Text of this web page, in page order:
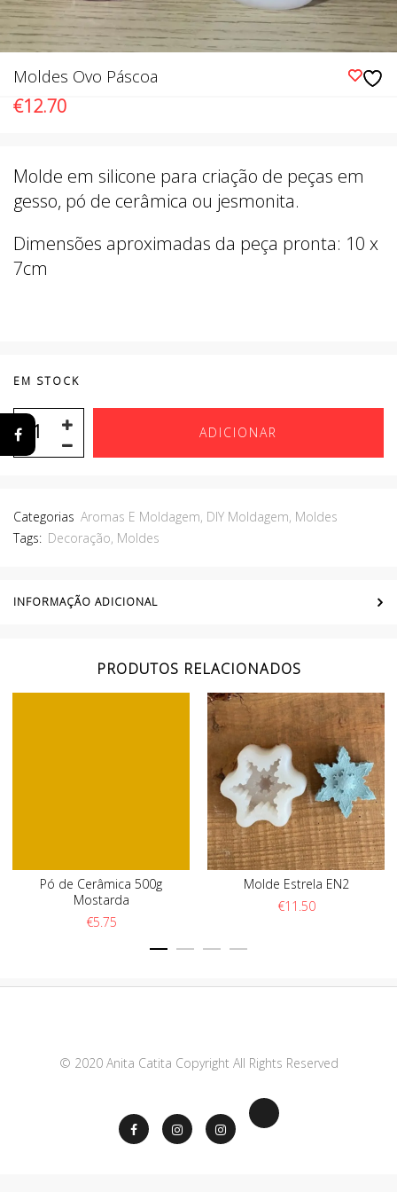
Moldes Ovo Páscoa
€12.70
Molde em silicone para criação de peças em
gesso, pó de cerâmica ou jesmonita.
Dimensões aproximadas da peça pronta: 10 x
7cm
EM STOCK
ADICIONAR
Categorias Aromas E Moldagem, DIY Moldagem, Moldes
Tags: Decoração, Moldes
INFORMAÇÃO ADICIONAL
PRODUTOS RELACIONADOS
Pó de Cerâmica 500g
Mostarda
€5.75
Molde Estrela EN2
€11.50
© 2020 Anita Catita Copyright All Rights Reserved